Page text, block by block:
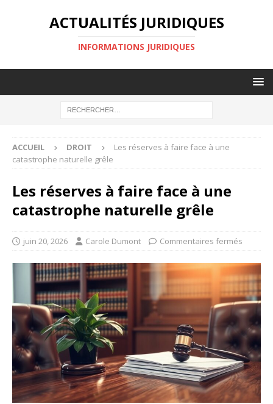
ACTUALITÉS JURIDIQUES
INFORMATIONS JURIDIQUES
ACCUEIL DROIT
Les réserves à faire face à une
catastrophe naturelle grêle
Les réserves à faire face à une
catastrophe naturelle grêle
juin 20, 2026 Carole Dumont Commentaires fermés